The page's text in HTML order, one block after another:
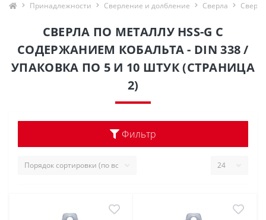
Принадлежности Сверление и долбление Сверла
СВЕРЛА ПО МЕТАЛЛУ HSS-G С
СОДЕРЖАНИЕМ КОБАЛЬТА - DIN 338 /
УПАКОВКА ПО 5 И 10 ШТУК (СТРАНИЦА
2)
Фильтр